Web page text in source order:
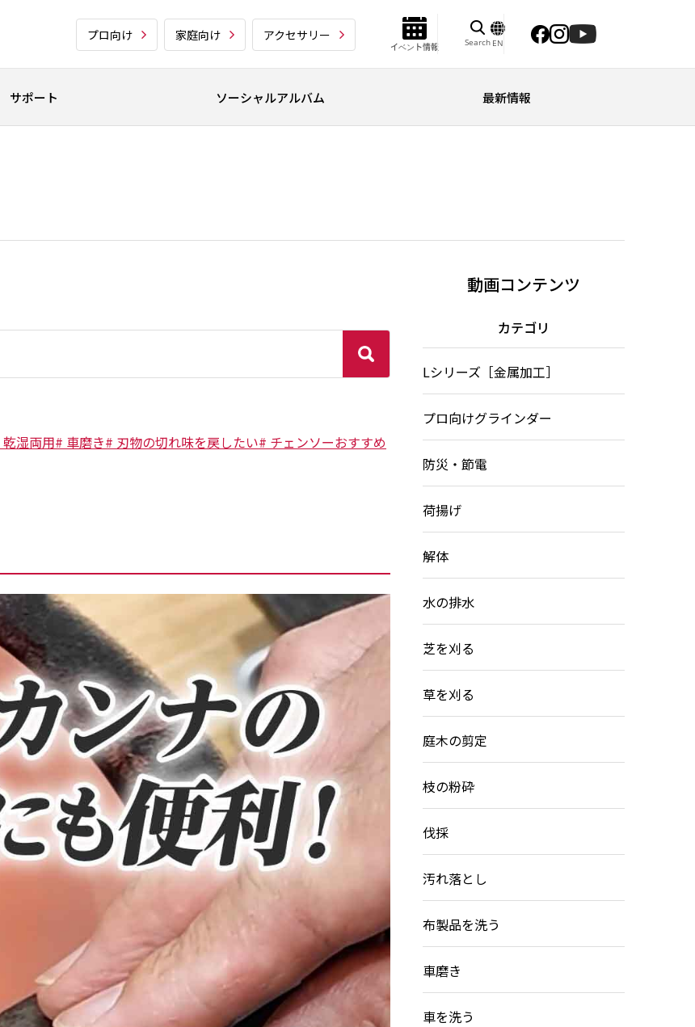
プロ向け 家庭向け アクセサリー
イベント情報 Search EN
サポート ソーシャルアルバム 最新情報
乾湿両用# 車磨き# 刃物の切れ味を戻したい# チェンソーおすすめ
動画コンテンツ
カテゴリ
Lシリーズ［金属加工］
プロ向けグラインダー
防災・節電
荷揚げ
解体
水の排水
芝を刈る
草を刈る
庭木の剪定
枝の粉砕
伐採
汚れ落とし
布製品を洗う
車磨き
車を洗う